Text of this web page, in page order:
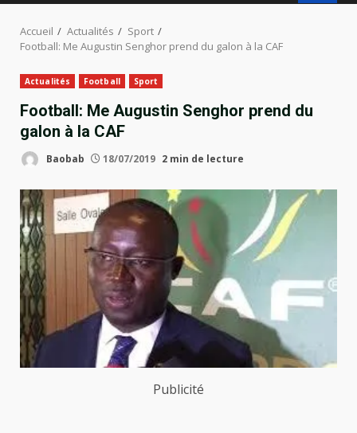
PRINCIPAL
Accueil Actualités
Sport
Football: Me Augustin Senghor prend du galon à la CAF
Actualités Football Sport
Football: Me Augustin Senghor prend du
galon à la CAF
Baobab 18/07/2019 2 min de lecture
Publicité